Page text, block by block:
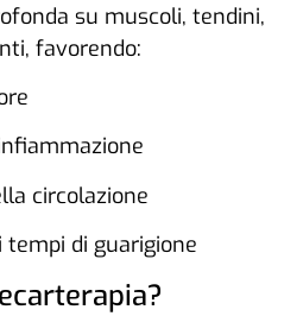
su muscoli, tendini,
favorendo:
circolazione
tempi di guarigione